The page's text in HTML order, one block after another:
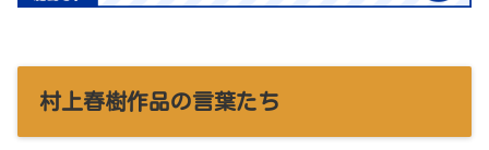
村上春樹作品の言葉たち